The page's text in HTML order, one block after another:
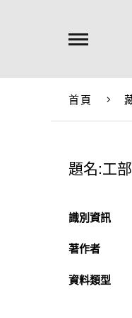
首頁
題名:工
識別資訊
著作者
資料類型